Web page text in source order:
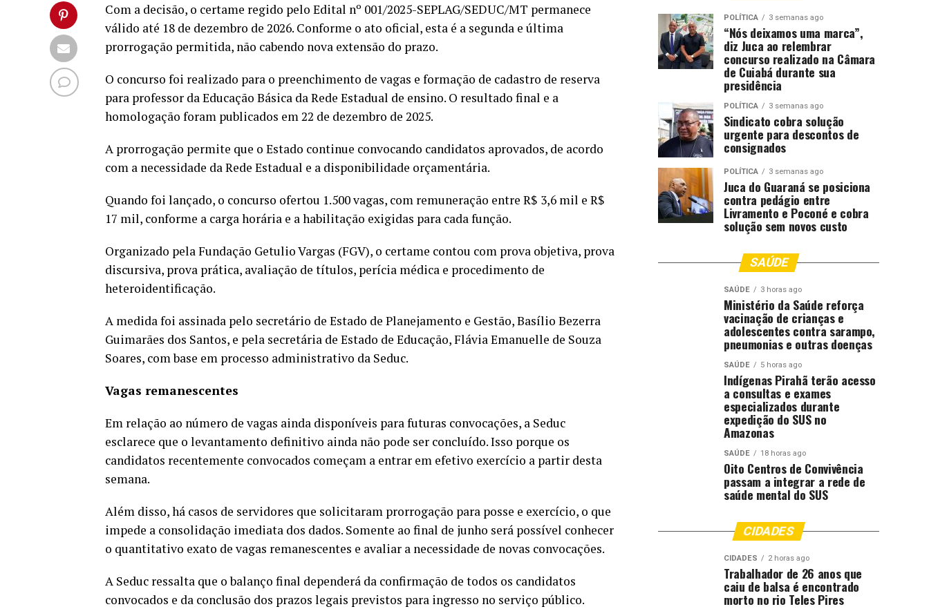
Com a decisão, o certame regido pelo Edital nº 001/2025-SEPLAG/SEDUC/MT permanece
válido até 18 de dezembro de 2026. Conforme o ato oficial, esta é a segunda e última
prorrogação permitida, não cabendo nova extensão do prazo.
O concurso foi realizado para o preenchimento de vagas e formação de cadastro de reserva
para professor da Educação Básica da Rede Estadual de ensino. O resultado final e a
homologação foram publicados em 22 de dezembro de 2025.
A prorrogação permite que o Estado continue convocando candidatos aprovados, de acordo
com a necessidade da Rede Estadual e a disponibilidade orçamentária.
Quando foi lançado, o concurso ofertou 1.500 vagas, com remuneração entre R$ 3,6 mil e R$
17 mil, conforme a carga horária e a habilitação exigidas para cada função.
Organizado pela Fundação Getulio Vargas (FGV), o certame contou com prova objetiva, prova
discursiva, prova prática, avaliação de títulos, perícia médica e procedimento de
heteroidentificação.
A medida foi assinada pelo secretário de Estado de Planejamento e Gestão, Basílio Bezerra
Guimarães dos Santos, e pela secretária de Estado de Educação, Flávia Emanuelle de Souza
Soares, com base em processo administrativo da Seduc.
Vagas remanescentes
Em relação ao número de vagas ainda disponíveis para futuras convocações, a Seduc
esclarece que o levantamento definitivo ainda não pode ser concluído. Isso porque os
candidatos recentemente convocados começam a entrar em efetivo exercício a partir desta
semana.
Além disso, há casos de servidores que solicitaram prorrogação para posse e exercício, o que
impede a consolidação imediata dos dados. Somente ao final de junho será possível conhecer
o quantitativo exato de vagas remanescentes e avaliar a necessidade de novas convocações.
A Seduc ressalta que o balanço final dependerá da confirmação de todos os candidatos
convocados e da conclusão dos prazos legais previstos para ingresso no serviço público.
POLÍTICA 3 semanas ago
“Nós deixamos uma marca”,
diz Juca ao relembrar
concurso realizado na Câmara
de Cuiabá durante sua
presidência
POLÍTICA 3 semanas ago
Sindicato cobra solução
urgente para descontos de
consignados
POLÍTICA 3 semanas ago
Juca do Guaraná se posiciona
contra pedágio entre
Livramento e Poconé e cobra
solução sem novos custo
SAÚDE
SAÚDE 3 horas ago
Ministério da Saúde reforça
vacinação de crianças e
adolescentes contra sarampo,
pneumonias e outras doenças
SAÚDE 5 horas ago
Indígenas Pirahã terão acesso
a consultas e exames
especializados durante
expedição do SUS no
Amazonas
SAÚDE 18 horas ago
Oito Centros de Convivência
passam a integrar a rede de
saúde mental do SUS
CIDADES
CIDADES 2 horas ago
Trabalhador de 26 anos que
caiu de balsa é encontrado
morto no rio Teles Pires